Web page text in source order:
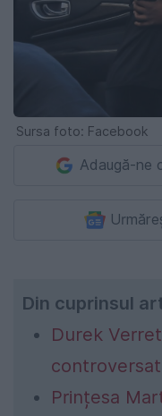
Sursa foto: Facebook
Adaugă-ne
Din cuprinsul
Durek
Prințesa